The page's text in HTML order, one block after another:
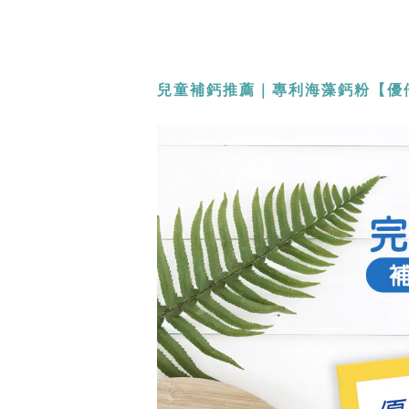
兒童補鈣推薦｜專利海藻鈣粉【優